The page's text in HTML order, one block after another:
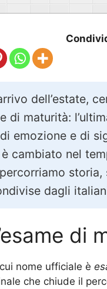
dell’estate,
di maturità:
emozione e di
cambiato nel
dagli
di
nome ufficiale è
che chiude il